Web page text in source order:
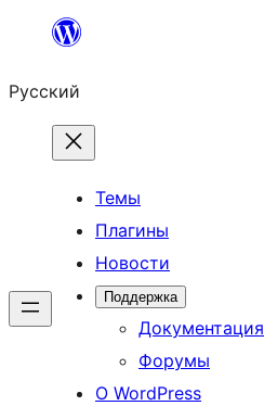
Перейти
содержимому
Русский
Темы
Плагины
Новости
Поддержка
Документация
Форумы
О WordPress